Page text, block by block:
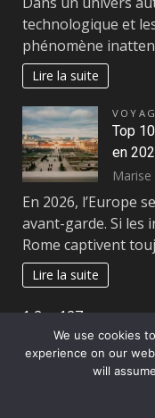
technologique et
phénomène
Lire la suite
Top
en
Marise
En 2026, l’Europe
avant-garde. Si les
Rome captivent
Lire la suite
Page:
12…127Next
»
Copyright © All
We use cookies
experience on our
will